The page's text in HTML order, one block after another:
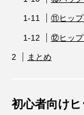
⑪ヒップ
⑫ヒップ
まとめ
初心者向け